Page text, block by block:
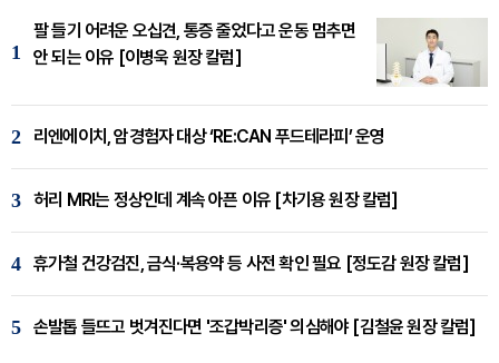
1
팔 들기 어려운 오십견, 통증 줄었다고 운동 멈추면
안 되는 이유 [이병욱 원장 칼럼]
2 리엔에이치, 암경험자 대상 ‘RE:CAN 푸드테라피’ 운영
3 허리 MRI는 정상인데 계속 아픈 이유 [차기용 원장 칼럼]
4 휴가철 건강검진, 금식·복용약 등 사전 확인 필요 [정도감 원장 칼럼]
5 손발톱 들뜨고 벗겨진다면 '조갑박리증' 의심해야 [김철윤 원장 칼럼]